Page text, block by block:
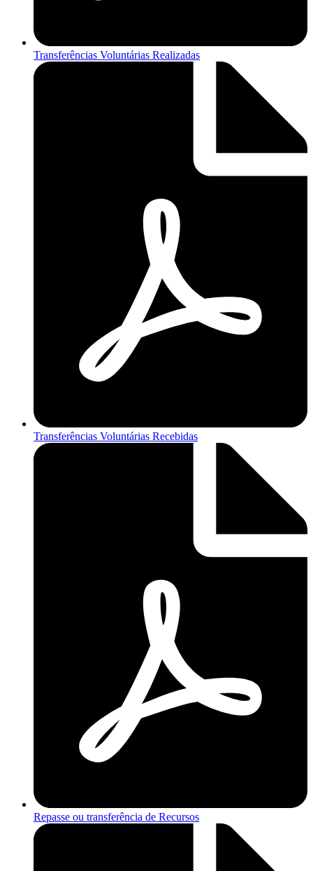
Transferências Voluntárias Realizadas
Transferências Voluntárias Recebidas
Repasse ou transferência de Recursos